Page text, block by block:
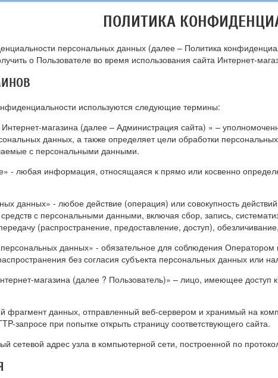
ПОЛИТИКА
персональных данных (далее – Политика
о Пользователе во время использования сайта Интернет-
используются следующие термины:
магазина (далее – Администрация сайта) » –
данных, а также определяет цели обработки
с персональными данными.
- любая информация, относящаяся к прямо или косвенно
данных» - любое действие (операция) или совокупность
средств с персональными данными, включая сбор, запись,
(распространение, предоставление, доступ),
данных» - обязательное для соблюдения
без согласия субъекта персональных данных или
магазина (далее ? Пользователь)» – лицо, имеющее
данных, отправленный веб-сервером и хранимый на
запросе при попытке открыть страницу соответствующего сайта.
сетевой адрес узла в компьютерной сети, построенной по